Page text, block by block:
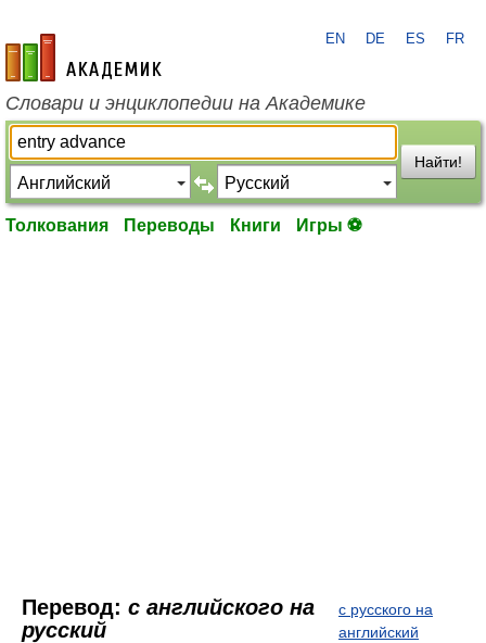
academic.ru
EN DE ES FR
Словари и энциклопедии на Академике
Найти!
Толкования Переводы Книги Игры ⚽
Перевод: с английского на
русский
с русского на
английский